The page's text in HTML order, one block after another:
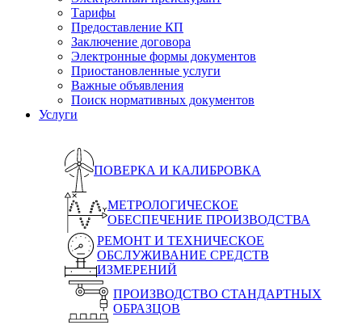
Тарифы
Предоставление КП
Заключение договора
Электронные формы документов
Приостановленные услуги
Важные объявления
Поиск нормативных документов
Услуги
ПОВЕРКА И КАЛИБРОВКА
МЕТРОЛОГИЧЕСКОЕ
ОБЕСПЕЧЕНИЕ ПРОИЗВОДСТВА
РЕМОНТ И ТЕХНИЧЕСКОЕ
ОБСЛУЖИВАНИЕ СРЕДСТВ
ИЗМЕРЕНИЙ
ПРОИЗВОДСТВО СТАНДАРТНЫХ
ОБРАЗЦОВ